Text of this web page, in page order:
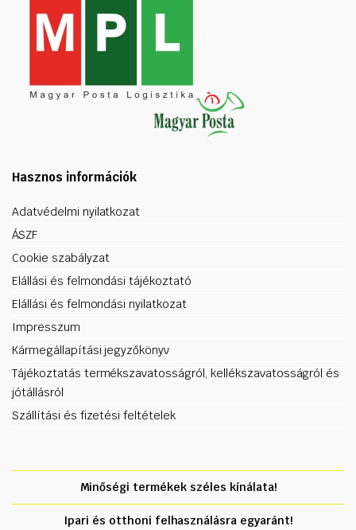
Hasznos információk
Adatvédelmi nyilatkozat
ÁSZF
Cookie szabályzat
Elállási és felmondási tájékoztató
Elállási és felmondási nyilatkozat
Impresszum
Kármegállapítási jegyzőkönyv
Tájékoztatás termékszavatosságról, kellékszavatosságról és
jótállásról
Szállítási és fizetési feltételek
Minőségi termékek széles kínálata!
Ipari és otthoni felhasználásra egyaránt!